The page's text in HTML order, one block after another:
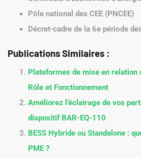
Pôle national des CEE (PNCEE)
Décret-cadre de la 6e période
Publications Similaires :
Plateformes de mise en relation
Rôle et Fonctionnement
Améliorez l’éclairage de vos
dispositif BAR-EQ-110
BESS Hybride ou Standalone :
PME ?